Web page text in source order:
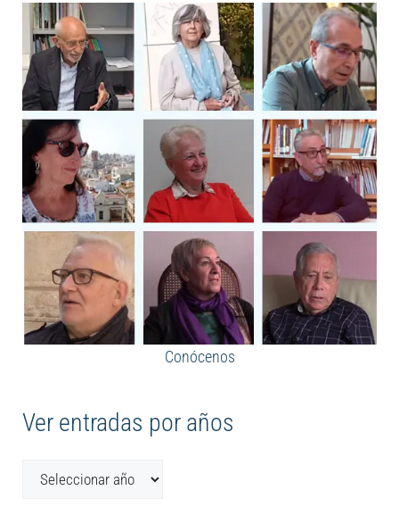
Conócenos
Ver entradas por años